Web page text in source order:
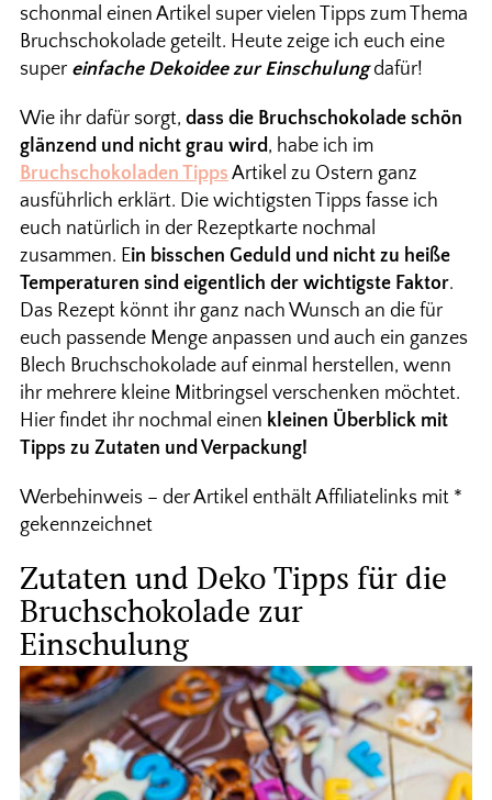
schonmal einen Artikel super vielen Tipps zum Thema
Bruchschokolade geteilt. Heute zeige ich euch eine
super einfache Dekoidee zur Einschulungdafür!
Wie ihr dafür sorgt, dass die Bruchschokolade schön
glänzend und nicht grau wird, habe ich im
Bruchschokoladen Tipps Artikel zu Ostern ganz
ausführlich erklärt. Die wichtigsten Tipps fasse ich
euch natürlich in der Rezeptkarte nochmal
zusammen. Ein bisschen Geduld und nicht zu heiße
Temperaturen sind eigentlich der wichtigste Faktor.
Das Rezept könnt ihr ganz nach Wunsch an die für
euch passende Menge anpassen und auch ein ganzes
Blech Bruchschokolade auf einmal herstellen, wenn
ihr mehrere kleine Mitbringsel verschenken möchtet.
Hier findet ihr nochmal einen kleinen Überblick mit
Tipps zu Zutaten und Verpackung!
Werbehinweis – der Artikel enthält Affiliatelinks mit *
gekennzeichnet
Zutaten und Deko Tipps für die
Bruchschokolade zur
Einschulung